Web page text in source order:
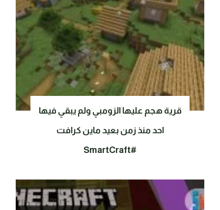
قرية هجم عليها الزومبي ولم يبقي فيها
احد منذ زمن بعيد ماين كرافت
#SmartCraft